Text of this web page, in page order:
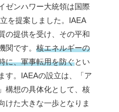
ゼンハワー大統領は国際
を提案しました。IAEA
の提供を受け、その平和
関です。 核エネルギーの
に、軍事転用を防ぐとい
す。IAEAの設立は、「ア
構想の具体化として、核
けた大きな一歩となりま